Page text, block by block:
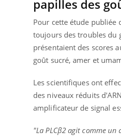
papilles des
Pour cette étude publiée
toujours des troubles du
présentaient des scores
goût sucré, amer et
Les scientifiques ont
des niveaux réduits
amplificateur de signal
"La PLCβ2 agit comme
COUP DE FOOD sur le diabète
Coup de food sur le diabète, c'est
nouveau rendez-vous culinaire qui
bouscule les idées reçues ! Dans cet